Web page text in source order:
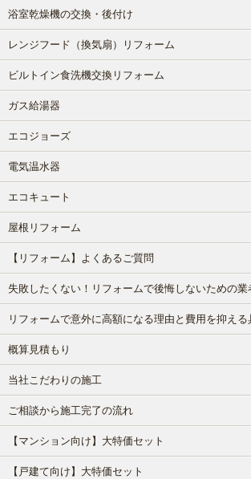
浴室乾燥機の交換・後付け
レンジフード（換気扇）リフォーム
ビルトイン食洗機交換リフォーム
ガス給湯器
エコジョーズ
電気温水器
エコキュート
屋根リフォーム
【リフォーム】よくあるご質問
失敗したくない！リフォームで後悔しないための業
リフォームで意外に高額になる理由と費用を抑える
概算見積もり
当社こだわりの施工
ご相談から施工完了の流れ
【マンション向け】大特価セット
【戸建て向け】大特価セット